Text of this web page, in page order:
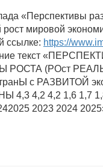
«Перспективы
мировой
ссылке: https://